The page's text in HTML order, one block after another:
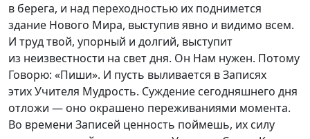
в берега, и над переходностью их поднимется
здание Нового Мира, выступив явно и видимо всем.
И труд твой, упорный и долгий, выступит
из неизвестности на свет дня. Он Нам нужен. Потому
Говорю: «Пиши». И пусть выливается в Записях
этих Учителя Мудрость. Суждение сегодняшнего дня
отложи — оно окрашено переживаниями момента.
Во времени Записей ценность поймешь, их силу